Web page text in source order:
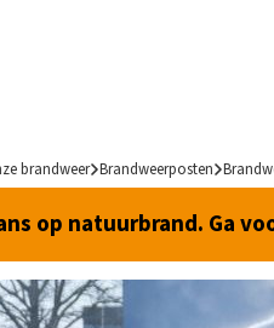
brandweer Brandweerposten
op natuurbrand. Ga